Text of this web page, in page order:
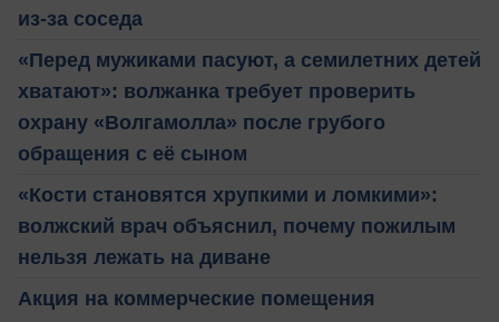
из-за соседа
«Перед мужиками пасуют, а семилетних детей
хватают»: волжанка требует проверить
охрану «Волгамолла» после грубого
обращения с её сыном
«Кости становятся хрупкими и ломкими»:
волжский врач объяснил, почему пожилым
нельзя лежать на диване
Акция на коммерческие помещения